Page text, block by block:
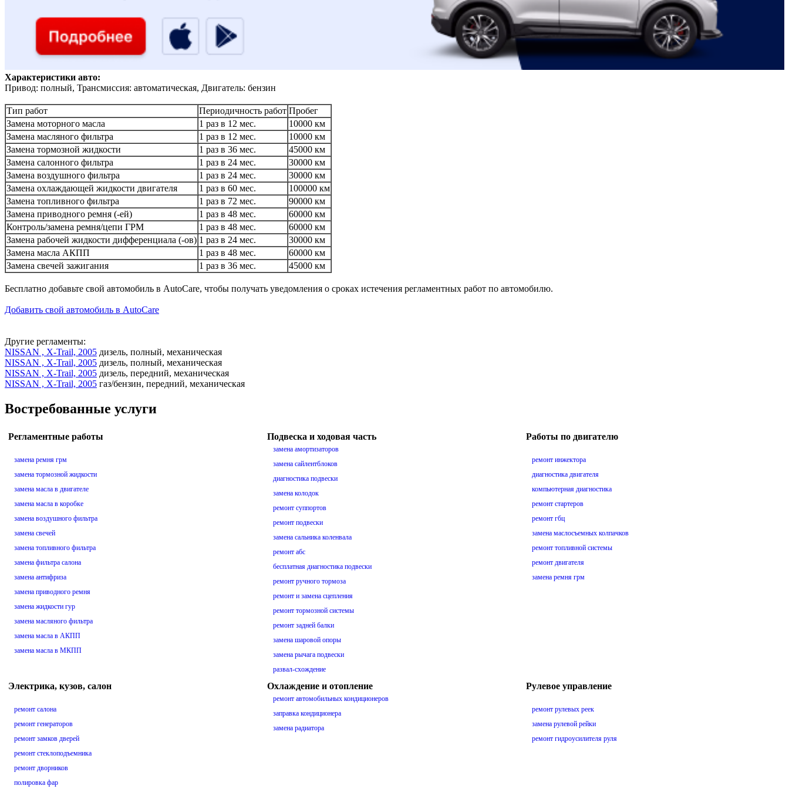
Характеристики авто:
Привод: полный, Трансмиссия: автоматическая, Двигатель: бензин
Тип работ Периодичность работ Пробег
Замена моторного масла
1 раз в 12 мес.
10000 км
Замена масляного фильтра
1 раз в 12 мес.
10000 км
Замена тормозной жидкости
1 раз в 36 мес.
45000 км
Замена салонного фильтра
1 раз в 24 мес.
30000 км
Замена воздушного фильтра
1 раз в 24 мес.
30000 км
Замена охлаждающей жидкости двигателя
1 раз в 60 мес.
100000 км
Замена топливного фильтра
1 раз в 72 мес.
90000 км
Замена приводного ремня (-ей)
1 раз в 48 мес.
60000 км
Контроль/замена ремня/цепи ГРМ
1 раз в 48 мес.
60000 км
Замена рабочей жидкости дифференциала (-ов) 1 раз в 24 мес.
30000 км
Замена масла АКПП
1 раз в 48 мес.
60000 км
Замена свечей зажигания
1 раз в 36 мес. 45000 км
Бесплатно добавьте свой автомобиль в AutoCare, чтобы получать уведомления о сроках истечения регламентных работ по автомобилю.
Добавить свой автомобиль в AutoCare
Другие регламенты:
NISSAN , X-Trail, 2005 дизель, полный, механическая
NISSAN , X-Trail, 2005 дизель, полный, механическая
NISSAN , X-Trail, 2005 дизель, передний, механическая
NISSAN , X-Trail, 2005 газ/бензин, передний, механическая
Востребованные услуги
Регламентные работы
замена ремня грм
замена тормозной жидкости
замена масла в двигателе
замена масла в коробке
замена воздушного фильтра
замена свечей
замена топливного фильтра
замена фильтра салона
замена антифриза
замена приводного ремня
замена жидкости гур
замена масляного фильтра
замена масла в АКПП
замена масла в МКПП
Подвеска и ходовая часть
замена амортизаторов
замена сайлентблоков
диагностика подвески
замена колодок
ремонт суппортов
ремонт подвески
замена сальника коленвала
ремонт абс
бесплатная диагностика подвески
ремонт ручного тормоза
ремонт и замена сцепления
ремонт тормозной системы
ремонт задней балки
замена шаровой опоры
замена рычага подвески
развал-схождение
Работы по двигателю
ремонт инжектора
диагностика двигателя
компьютерная диагностика
ремонт стартеров
ремонт гбц
замена маслосъемных колпачков
ремонт топливной системы
ремонт двигателя
замена ремня грм
Электрика, кузов, салон
ремонт салона
ремонт генераторов
ремонт замков дверей
ремонт стеклоподъемника
ремонт дворников
полировка фар
Охлаждение и отопление
ремонт автомобильных кондиционеров
заправка кондиционера
замена радиатора
Рулевое управление
ремонт рулевых реек
замена рулевой рейки
ремонт гидроусилителя руля